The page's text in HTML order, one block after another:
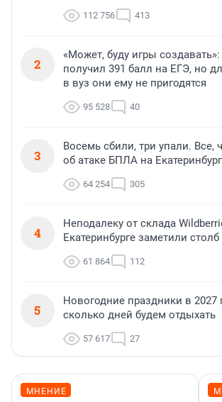
112 756 413
2
«Может, буду игры
получил 391 балл на ЕГЭ, но
в вуз они ему не пригодятся
95 528 40
3
Восемь сбили, три упали. Все,
об атаке БПЛА на
64 254 305
4
Неподалеку от склада
Екатеринбурге заметили
61 864 112
5
Новогодние праздники в 2027
сколько дней будем отдыхать
57 617 27
МНЕНИЕ